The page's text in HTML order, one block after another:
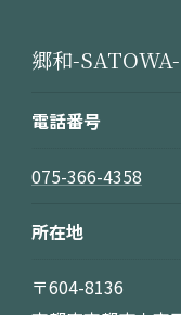
郷和-SATOWA-
電話番号
075-366-4358
所在地
〒604-8136